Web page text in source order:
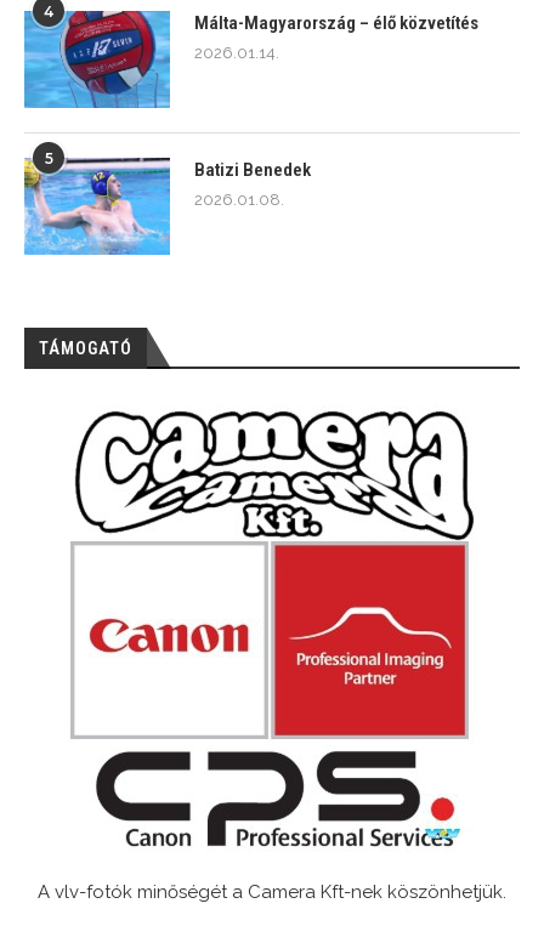
4
Málta-Magyarország – élő közvetítés
2026.01.14.
5
Batizi Benedek
2026.01.08.
TÁMOGATÓ
A vlv-fotók minőségét a Camera Kft-nek köszönhetjük.